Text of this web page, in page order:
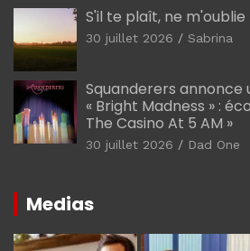
S'il te plaît, ne m'oublie
30 juillet 2026 Sabrina
Squanderers annonce
« Bright Madness » :
The Casino At 5 AM »
30 juillet 2026 Dad One
Medias